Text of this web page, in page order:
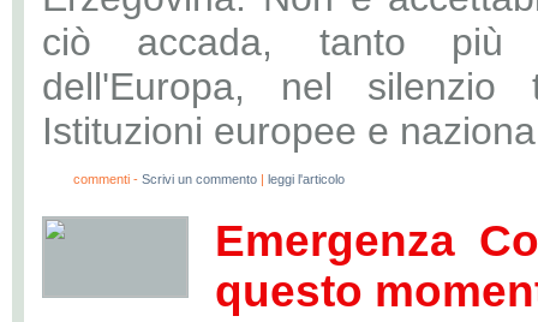
ciò accada, tanto più
dell'Europa, nel silenzio
Istituzioni europee e
commenti - Scrivi un commento | leggi l'articolo
Emergenza
questo